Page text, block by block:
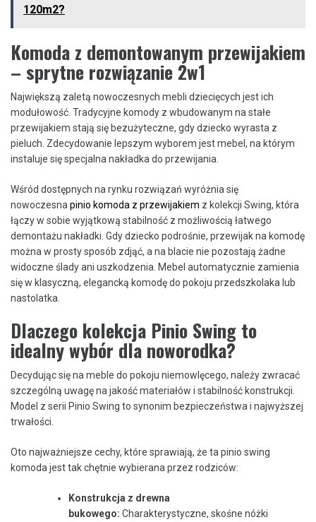
120m2?
Komoda z demontowanym przewijakiem
– sprytne rozwiązanie 2w1
Największą zaletą nowoczesnych mebli dziecięcych jest ich
modułowość. Tradycyjne komody z wbudowanym na stałe
przewijakiem stają się bezużyteczne, gdy dziecko wyrasta z
pieluch. Zdecydowanie lepszym wyborem jest mebel, na którym
instaluje się specjalna nakładka do przewijania.
Wśród dostępnych na rynku rozwiązań wyróżnia się
nowoczesna pinio komoda z przewijakiem z kolekcji Swing, która
łączy w sobie wyjątkową stabilność z możliwością łatwego
demontażu nakładki. Gdy dziecko podrośnie, przewijak na komodę
można w prosty sposób zdjąć, a na blacie nie pozostają żadne
widoczne ślady ani uszkodzenia. Mebel automatycznie zamienia
się w klasyczną, elegancką komodę do pokoju przedszkolaka lub
nastolatka.
Dlaczego kolekcja Pinio Swing to
idealny wybór dla noworodka?
Decydując się na meble do pokoju niemowlęcego, należy zwracać
szczególną uwagę na jakość materiałów i stabilność konstrukcji.
Model z serii Pinio Swing to synonim bezpieczeństwa i najwyższej
trwałości.
Oto najważniejsze cechy, które sprawiają, że ta pinio swing
komoda jest tak chętnie wybierana przez rodziców:
Konstrukcja z drewna
bukowego: Charakterystyczne, skośne nóżki